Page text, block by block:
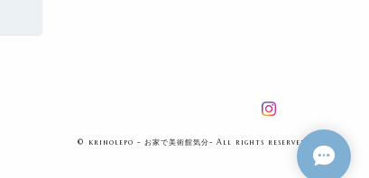
© krinolepo - お家で美術館気分- All rights reserved.